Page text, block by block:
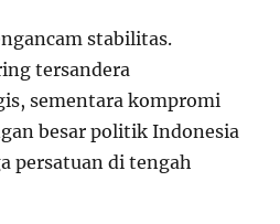
stabilitas.
tersandera
sementara kompromi
besar politik Indonesia
persatuan di tengah